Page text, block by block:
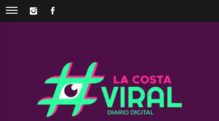
Skip
INSTAGRAM